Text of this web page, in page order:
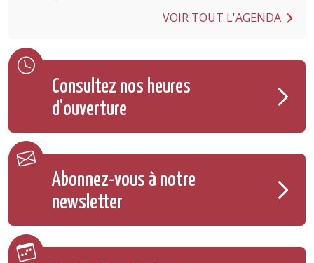
VOIR TOUT L'AGENDA
Consultez nos heures
d'ouverture
Abonnez-vous à notre
newsletter